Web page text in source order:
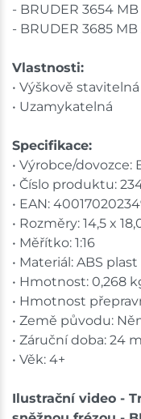
- BRUDER 3654
- BRUDER 3685
Vlastnosti:
• Výškově stavitelná
• Uzamykatelná
Specifikace:
• Výrobce/dovozce:
• Číslo produktu:
• EAN:
• Rozměry: 14,5 x
• Měřítko: 1:16
• Materiál: ABS plast
• Hmotnost: 0,268
• Hmotnost
• Země původu:
• Záruční doba: 24
• Věk: 4+
Ilustrační video -